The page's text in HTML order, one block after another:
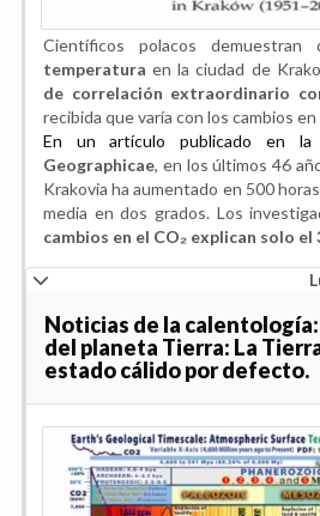
Científicos polacos demuestran
temperatura en la ciudad de
de correlación extraordinario
recibida que varía con los cambios
En un artículo publicado en la
Geographicae, en los últimos 46
Krakovia ha aumentado en 500
media en dos grados. Los
cambios en el CO₂ explican solo el
Noticias de la
del planeta Tierra: La
estado cálido por defecto.